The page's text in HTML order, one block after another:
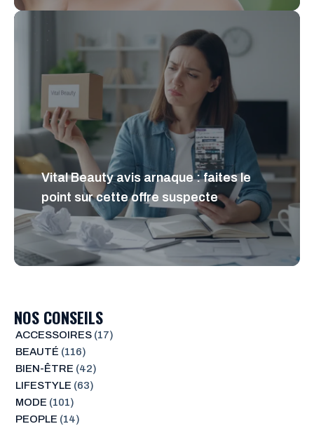
Vital Beauty avis arnaque : faites le
point sur cette offre suspecte
NOS CONSEILS
ACCESSOIRES(17)
BEAUTÉ (116)
BIEN-ÊTRE (42)
LIFESTYLE (63)
MODE (101)
PEOPLE (14)